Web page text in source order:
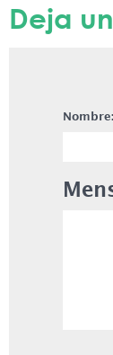
Deja
Nombre: